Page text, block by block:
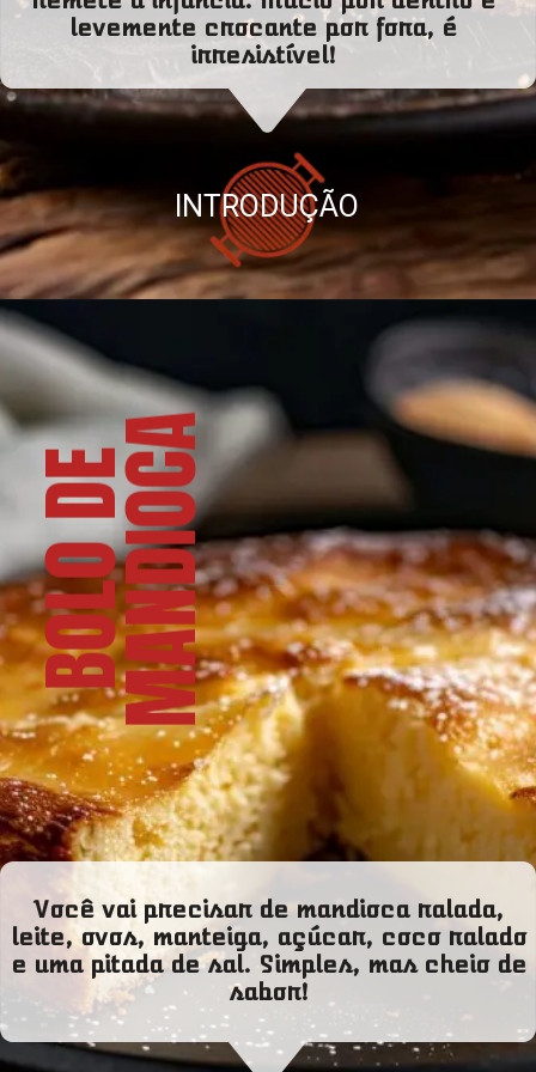
levemente crocante por fora, é
irresistível!
INTRODUÇÃO
B
O
L
O
D
E
M
A
N
D
I
O
CA
Você vai precisar de mandioca ralada,
leite, ovos, manteiga, açúcar, coco ralado
e uma pitada de sal. Simples, mas cheio de
sabor!